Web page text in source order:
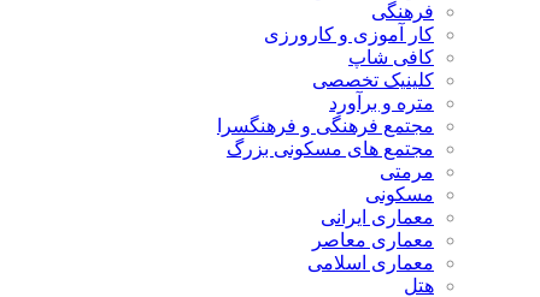
فرهنگی
کار آموزی و کارورزی
کافی شاپ
کلینیک تخصصی
متره و برآورد
مجتمع فرهنگی و فرهنگسرا
مجتمع های مسکونی بزرگ
مرمتی
مسکونی
معماری ایرانی
معماری معاصر
معماری اسلامی
هتل